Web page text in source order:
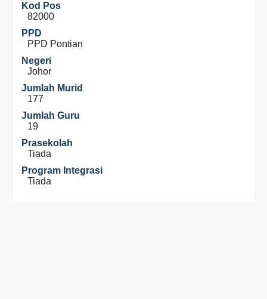
Kod Pos
82000
PPD
PPD Pontian
Negeri
Johor
Jumlah Murid
177
Jumlah Guru
19
Prasekolah
Tiada
Program Integrasi
Tiada